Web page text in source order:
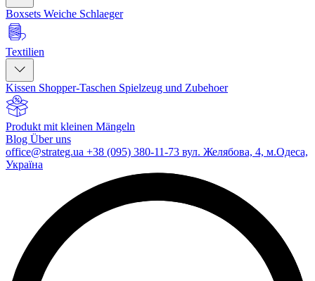
Boxsets Weiche Schlaeger
Textilien
Kissen Shopper-Taschen Spielzeug und Zubehoer
Produkt mit kleinen Mängeln
Blog Über uns
office@strateg.ua +38 (095) 380-11-73 вул. Желябова, 4, м.Одеса,
Україна